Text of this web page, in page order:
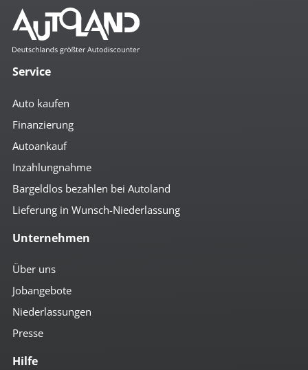
Service
Auto kaufen
Finanzierung
Autoankauf
Inzahlungnahme
Bargeldlos bezahlen bei Autoland
Lieferung in Wunsch-Niederlassung
Unternehmen
Über uns
Jobangebote
Niederlassungen
Presse
Hilfe